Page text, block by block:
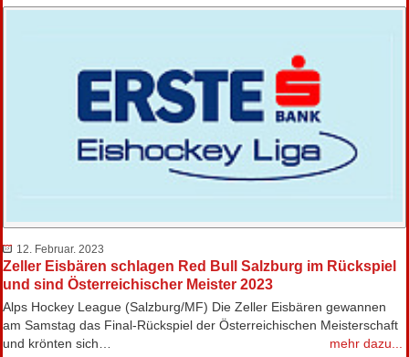
12. Februar. 2023
Zeller Eisbären schlagen Red Bull Salzburg im Rückspiel
und sind Österreichischer Meister 2023
Alps Hockey League (Salzburg/MF) Die Zeller Eisbären gewannen
am Samstag das Final-Rückspiel der Österreichischen Meisterschaft
und krönten sich…
mehr dazu...